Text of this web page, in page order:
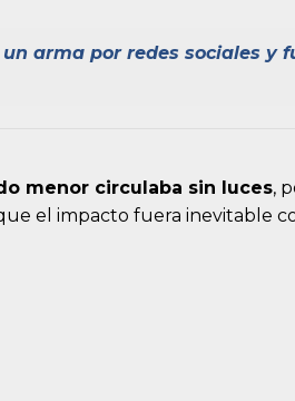
un arma por redes sociales y
menor circulaba sin luces,
el impacto fuera inevitable